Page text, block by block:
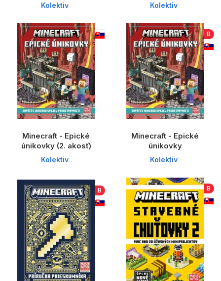
Kolektiv Kolektiv
Minecraft - Epické
únikovky (2. akosť)
Kolektiv
B
Minecraft - Epické
únikovky
Kolektiv
B B